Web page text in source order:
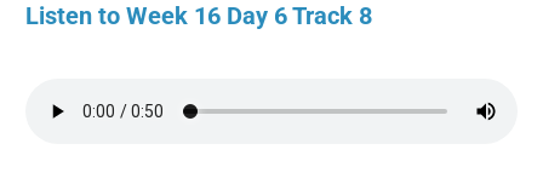
Listen to Week 16 Day 6 Track 8